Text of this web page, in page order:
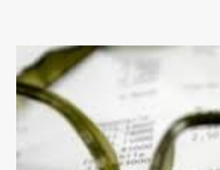
ordinaria di ottobre . Cos’è
retribuzione di risultato
stipendio dei dirigenti
la qualità dell’attività svolta,
raggiungimento degli